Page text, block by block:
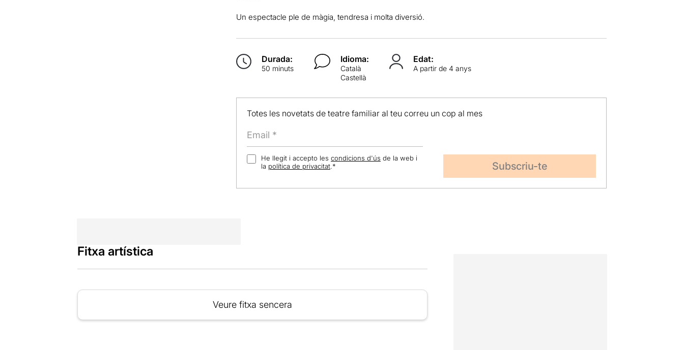
Un espectacle ple de màgia, tendresa i molta diversió.
Durada:
50 minuts
Idioma:
Català
Castellà
Edat:
A partir de 4 anys
Totes les novetats de teatre familiar al teu correu un cop al mes
He llegit i accepto les condicions d'ús de la web i
la política de privacitat.*
Fitxa artística
Veure fitxa sencera